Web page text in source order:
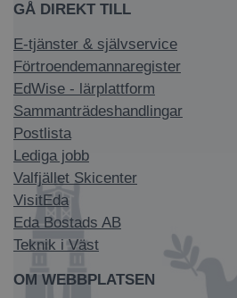
GÅ DIREKT TILL
E-tjänster & självservice
Förtroendemannaregister
EdWise - lärplattform
Sammanträdeshandlingar
Postlista
Lediga jobb
Valfjället Skicenter
VisitEda
Eda Bostads AB
Teknik i Väst
OM WEBBPLATSEN